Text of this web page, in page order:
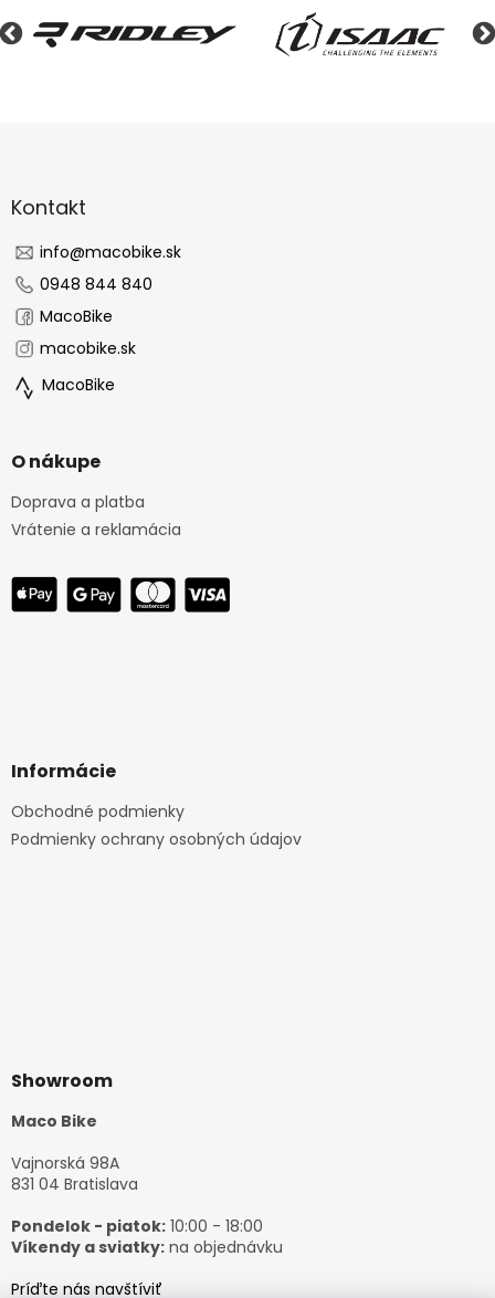
äKontakt
info@macobike.sk
0948 844 840
MacoBike
macobike.sk
MacoBike
O nákupe
Doprava a platba
Vrátenie a reklamácia
Informácie
Obchodné podmienky
Podmienky ochrany osobných údajov
Showroom
Maco Bike
Vajnorská 98A
831 04 Bratislava
Pondelok - piatok: 10:00 - 18:00
Víkendy a sviatky: na objednávku
Príďte nás navštíviť